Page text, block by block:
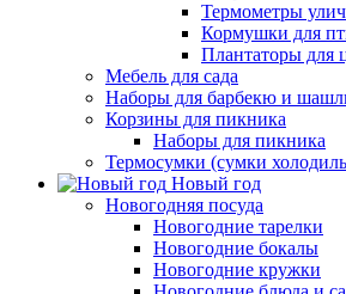
Термометры
Кормушки для
Плантаторы для
Мебель для сада
Наборы для барбекю и
Корзины для пикника
Наборы для пикника
Термосумки (сумки
Новый год
Новогодняя посуда
Новогодние тарелки
Новогодние бокалы
Новогодние кружки